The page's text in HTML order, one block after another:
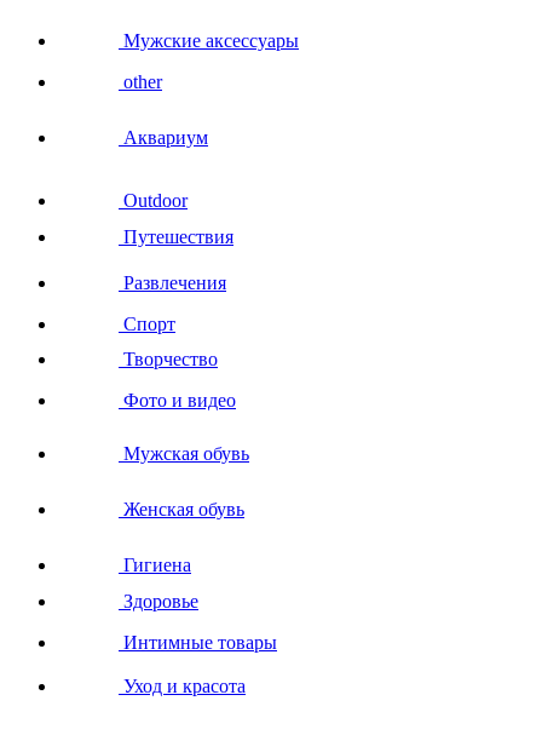
Мужские аксессуары
other
Аквариум
Outdoor
Путешествия
Развлечения
Спорт
Творчество
Фото и видео
Мужская обувь
Женская обувь
Гигиена
Здоровье
Интимные товары
Уход и красота